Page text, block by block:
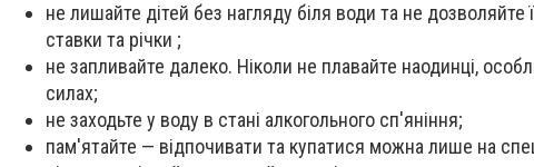
не лишайте дітей без нагляду біля води та не дозволяйте
ставки та річки ;
не запливайте далеко. Ніколи не плавайте наодинці,
силах;
не заходьте у воду в стані алкогольного сп'яніння;
пам'ятайте — відпочивати та купатися можна лише на